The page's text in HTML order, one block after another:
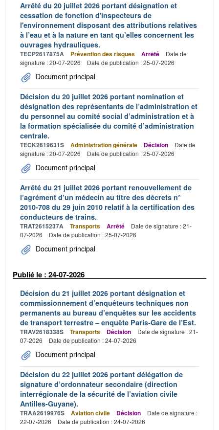
Arrêté du 20 juillet 2026 portant désignation et
cessation de fonction d'inspecteurs de
l'environnement disposant des attributions relatives
à l’eau et à la nature en tant qu’elles concernent les
ouvrages hydrauliques.
TECP2617875A Prévention des risques Arrêté
Date de
signature : 20-07-2026
Date de publication : 25-07-2026
Document principal
Décision du 20 juillet 2026 portant nomination et
désignation des représentants de l’administration et
du personnel au comité social d’administration et à
la formation spécialisée du comité d’administration
centrale.
TECK2619631S Administration générale Décision
Date de
signature : 20-07-2026
Date de publication : 25-07-2026
Document principal
Arrêté du 21 juillet 2026 portant renouvellement de
l’agrément d’un médecin au titre des décrets n°
2010-708 du 29 juin 2010 relatif à la certification des
conducteurs de trains.
TRAT2615237A Transports Arrêté
Date de signature : 21-
07-2026
Date de publication : 25-07-2026
Document principal
Publié le : 24-07-2026
Décision du 21 juillet 2026 portant désignation et
commissionnement d’enquêteurs techniques non
permanents au bureau d’enquêtes sur les accidents
de transport terrestre – enquête Paris-Gare de l’Est.
TRAV2618338S Transports Décision
Date de signature : 21-
07-2026
Date de publication : 24-07-2026
Document principal
Décision du 22 juillet 2026 portant délégation de
signature d’ordonnateur secondaire (direction
interrégionale de la sécurité de l’aviation civile
Antilles-Guyane).
TRAA2619976S Aviation civile Décision
Date de signature :
22-07-2026
Date de publication : 24-07-2026